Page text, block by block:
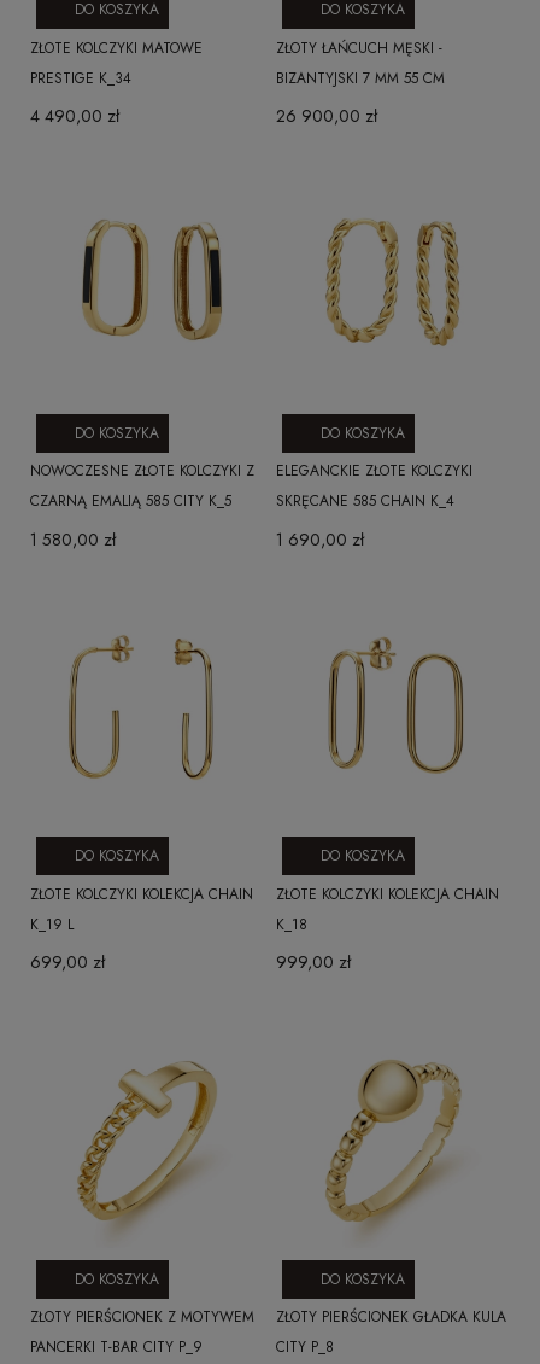
ZŁOTE KOLCZYKI MATOWE
PRESTIGE K_34
4 490,00 zł
DO KOSZYKA
ZŁOTY ŁAŃCUCH MĘSKI -
BIZANTYJSKI 7 MM 55 CM
26 900,00 zł
DO KOSZYKA
NOWOCZESNE ZŁOTE KOLCZYKI Z
CZARNĄ EMALIĄ 585 CITY K_5
1 580,00 zł
DO KOSZYKA
ELEGANCKIE ZŁOTE KOLCZYKI
SKRĘCANE 585 CHAIN K_4
1 690,00 zł
DO KOSZYKA
ZŁOTE KOLCZYKI KOLEKCJA CHAIN
K_19 L
699,00 zł
DO KOSZYKA
ZŁOTE KOLCZYKI KOLEKCJA CHAIN
K_18
999,00 zł
DO KOSZYKA
ZŁOTY PIERŚCIONEK Z MOTYWEM
PANCERKI T-BAR CITY P_9
DO KOSZYKA
ZŁOTY PIERŚCIONEK GŁADKA KULA
CITY P_8
DO KOSZYKA